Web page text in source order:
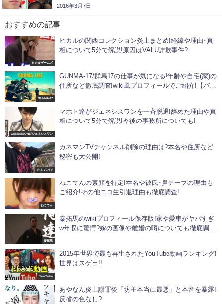
2016年3月7日
おすすめの記事
ヒカルゲームズ
ヒカルの関西コレクション炎上まとめ!経緯や理由･真
相について5分で解説!原因はVALU詐欺事件?
GUNMA-17
GUNMA-17/群馬17の仕事が気になる!年齢や自宅(家)の
住所など徹底調査!wiki風プロフィールでご紹介!【バイ
GENESISONE/ジェネシスワン
マホト達がジェネシスワンを一斉脱退!辞めた理由や真
相について5分で解説!今後の事務所についても!
カネマンTV
カネマンTVチャンネル削除の理由は?本名や住所など
秘密も大公開!
ねこてん
ねこてんの素顔を特定!本名や彼氏･鼻テープの理由も
ご紹介!その他ニコ生引退理由も徹底調査!
秦拓馬
秦拓馬のwikiプロフィール保存版!家や愛車がヤバすぎ
w年収に驚愕?嫁の画像や離婚の噂についても徹底調
YouTube
2015年世界で最も再生されたYouTube動画ランキング!
世界はスゲェ!!
あやなん炎上謝罪後「坊主本当に最悪」と本音を暴露!
反省の色なし?